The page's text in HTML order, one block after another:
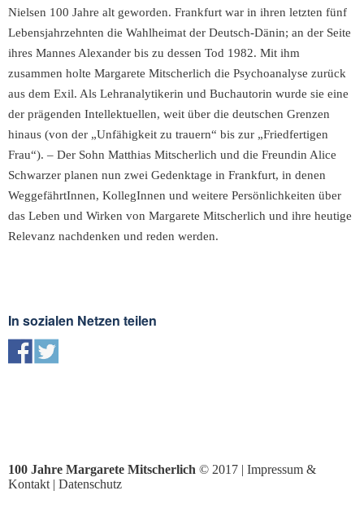
Nielsen 100 Jahre alt geworden. Frankfurt war in ihren letzten fünf
Lebensjahrzehnten die Wahlheimat der Deutsch-Dänin; an der Seite
ihres Mannes Alexander bis zu dessen Tod 1982. Mit ihm
zusammen holte Margarete Mitscherlich die Psychoanalyse zurück
aus dem Exil. Als Lehranalytikerin und Buchautorin wurde sie eine
der prägenden Intellektuellen, weit über die deutschen Grenzen
hinaus (von der „Unfähigkeit zu trauern“ bis zur „Friedfertigen
Frau“). – Der Sohn Matthias Mitscherlich und die Freundin Alice
Schwarzer planen nun zwei Gedenktage in Frankfurt, in denen
WeggefährtInnen, KollegInnen und weitere Persönlichkeiten über
das Leben und Wirken von Margarete Mitscherlich und ihre heutige
Relevanz nachdenken und reden werden.
In sozialen Netzen teilen
100 Jahre Margarete Mitscherlich © 2017 | Impressum &
Kontakt | Datenschutz